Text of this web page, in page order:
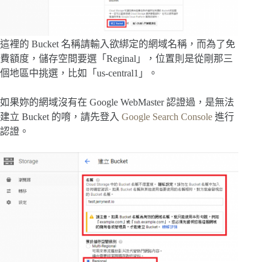
這裡的 Bucket 名稱請輸入欲綁定的網域名稱，而為了免
費額度，儲存空間要選「Reginal」，位置則是從剛那三
個地區中挑選，比如「us-central1」。
如果妳的網域沒有在 Google WebMaster 認證過，是無法
建立 Bucket 的唷，請先登入 Google Search Console 進行
認證。